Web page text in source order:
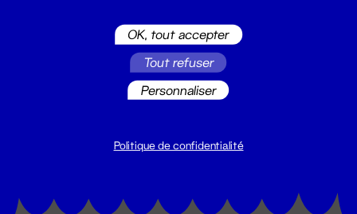
billetterie@leGrandT.fr
Du lundi au vendredi 14h → 18h
OK, tout accepter
Tout refuser
Personnaliser
Politique de confidentialité